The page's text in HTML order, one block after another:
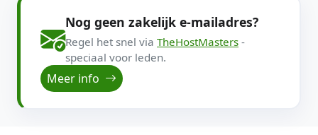
Nog geen zakelijk e-mailadres?
Regel het snel via TheHostMasters -
speciaal voor leden.
Meer info